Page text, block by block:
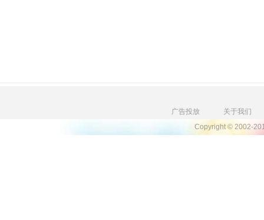
广告投放
关于我们
Copyright © 2002-